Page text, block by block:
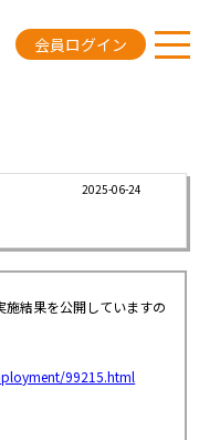
会員ログイン
2025-06-24
施結果を公開していますの
99215.html